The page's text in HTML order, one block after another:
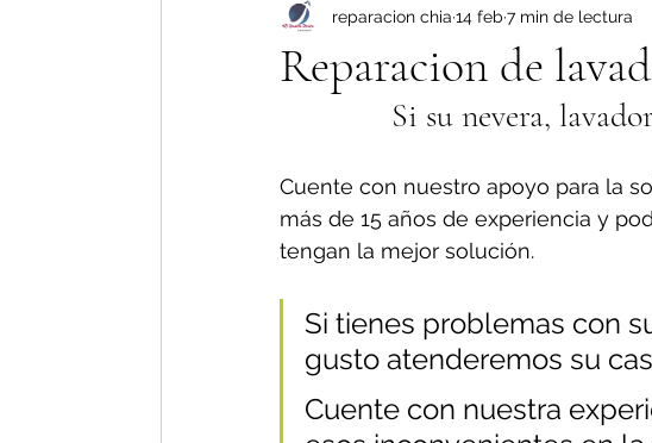
Reparacion de
reparacion chia 14 feb 7 min de lectura
Si su nevera,
Cuente con nuestro apoyo para la
más de 15 años de experiencia y
tengan la mejor solución.
Si tienes problemas con
gusto atenderemos su
Cuente con nuestra